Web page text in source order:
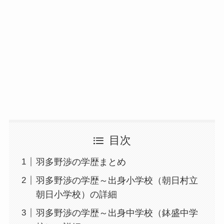
目次
羽多野渉の学歴まとめ
羽多野渉の学歴～出身小学校（朝日村立
朝日小学校）の詳細
羽多野渉の学歴～出身中学校（鉢盛中学